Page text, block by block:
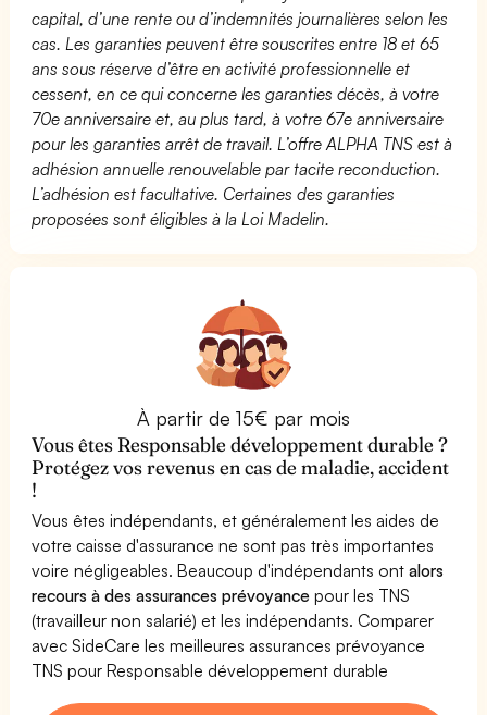
capital, d’une rente ou d’indemnités journalières selon les
cas. Les garanties peuvent être souscrites entre 18 et 65
ans sous réserve d’être en activité professionnelle et
cessent, en ce qui concerne les garanties décès, à votre
70e anniversaire et, au plus tard, à votre 67e anniversaire
pour les garanties arrêt de travail. L’offre ALPHA TNS est à
adhésion annuelle renouvelable par tacite reconduction.
L’adhésion est facultative. Certaines des garanties
proposées sont éligibles à la Loi Madelin.
À partir de 15€ par mois
Vous êtes Responsable développement durable ?
Protégez vos revenus en cas de maladie, accident
!
Vous êtes indépendants, et généralement les aides de
votre caisse d'assurance ne sont pas très importantes
voire négligeables. Beaucoup d'indépendants ontalors
recours à des assurances prévoyance pour les TNS
(travailleur non salarié) et les indépendants. Comparer
avec SideCare les meilleures assurances prévoyance
TNS pour Responsable développement durable